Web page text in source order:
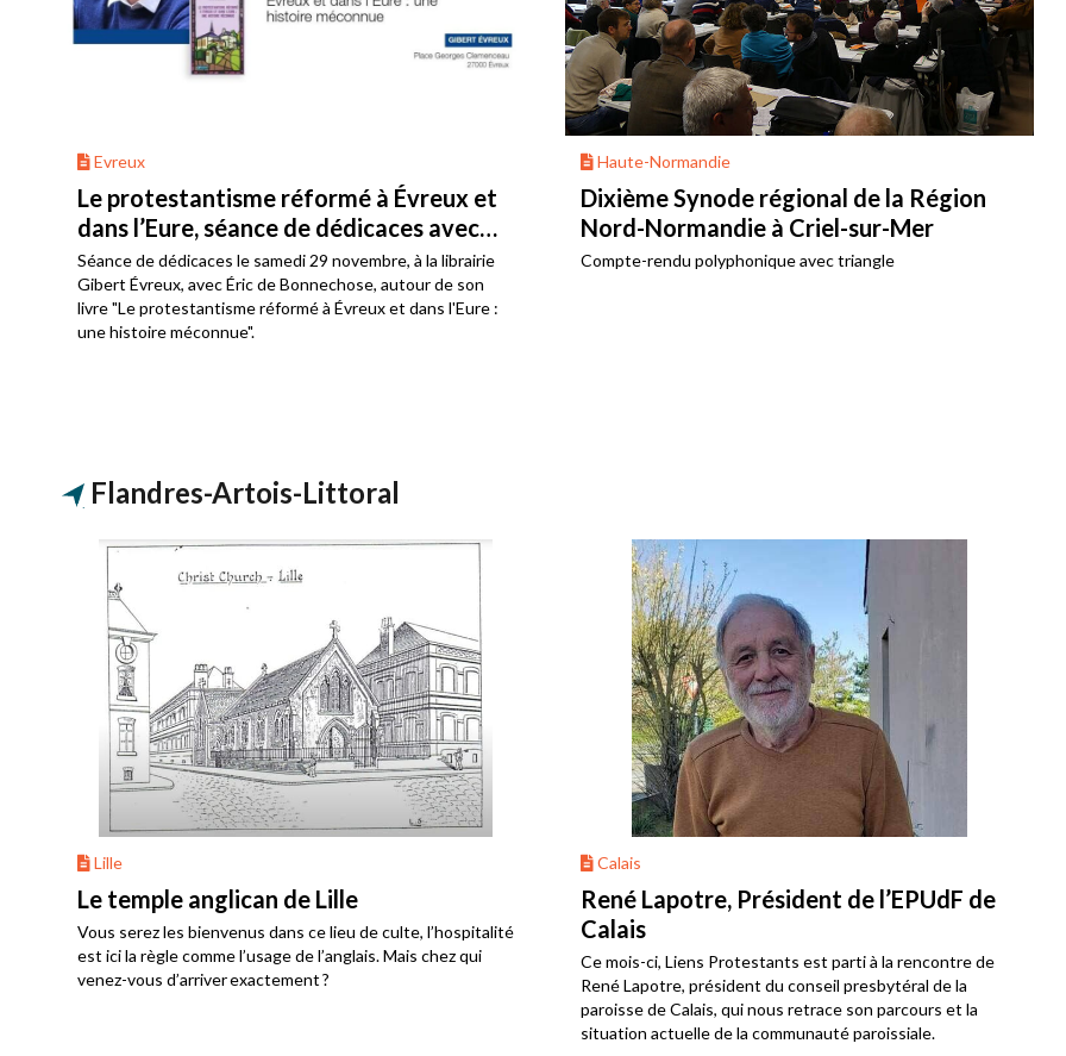
Evreux
Le protestantisme réformé à Évreux et
dans l’Eure, séance de dédicaces avec
Éric de Bonnechose
Séance de dédicaces le samedi 29 novembre, à la librairie
Gibert Évreux, avec Éric de Bonnechose, autour de son
livre "Le protestantisme réformé à Évreux et dans l'Eure :
une histoire méconnue".
Haute-Normandie
Dixième Synode régional de la Région
Nord-Normandie à Criel-sur-Mer
Compte-rendu polyphonique avec triangle
Flandres-Artois-Littoral
Lille
Le temple anglican de Lille
Vous serez les bienvenus dans ce lieu de culte, l’hospitalité
est ici la règle comme l’usage de l’anglais. Mais chez qui
venez-vous d’arriver exactement ?
Calais
René Lapotre, Président de l’EPUdF de
Calais
Ce mois-ci, Liens Protestants est parti à la rencontre de
René Lapotre, président du conseil presbytéral de la
paroisse de Calais, qui nous retrace son parcours et la
situation actuelle de la communauté paroissiale.